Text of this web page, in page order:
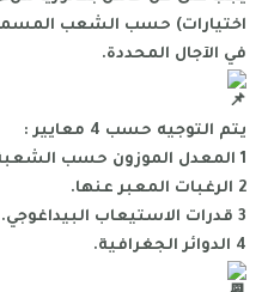
اختيارات) حسب الشعب المسموح
في الآجال المحددة.
يتم التوجيه حسب 4 معايير :
1 المعدل الموزون حسب الشعبة.
2 الرغبات المعبر عنها.
3 قدرات الاستيعاب البيداغوجي.
4 الدوائر الجغرافية.